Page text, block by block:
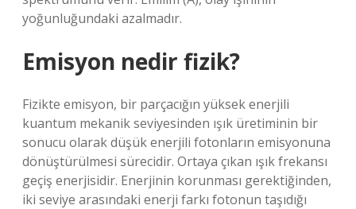
yoğunluğundaki azalmadır.
Emisyon nedir fizik?
Fizikte emisyon, bir parçacığın yüksek enerjili
kuantum mekanik seviyesinden ışık üretiminin bir
sonucu olarak düşük enerjili fotonların emisyonuna
dönüştürülmesi sürecidir. Ortaya çıkan ışık frekansı
geçiş enerjisidir. Enerjinin korunması gerektiğinden,
iki seviye arasındaki enerji farkı fotonun taşıdığı